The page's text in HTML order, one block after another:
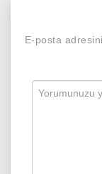
E-posta